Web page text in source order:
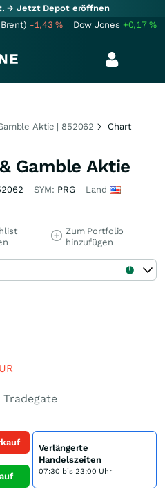
→ Jetzt Depot eröffnen
-1,43% Dow Jones +0,17%
Aktie | 852062 Chart
Gamble Aktie
SYM: PRG Land
Zum Portfolio
hinzufügen
Tradegate
Verlängerte
Handelszeiten
07:30 bis 23:00 Uhr